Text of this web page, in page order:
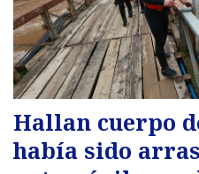
Hallan cuerpo
había sido